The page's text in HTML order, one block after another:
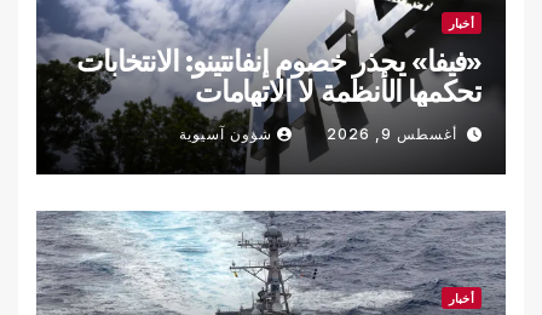
أخبار
«فيفا» يحذر خصوم إنفانتينو: الانتخابات
تحكمها الأنظمة لا الاتهامات
أغسطس 9, 2026 شؤون آسيوية
أخبار